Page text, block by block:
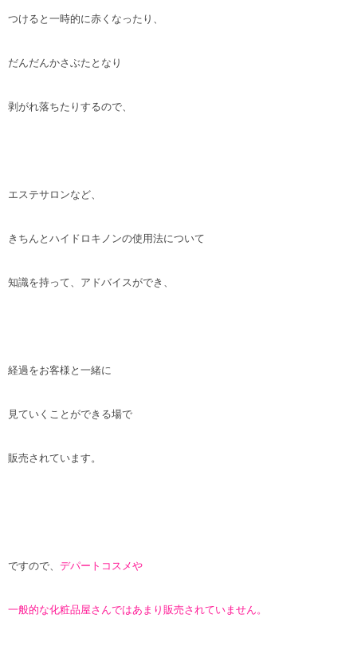
つけると一時的に赤くなったり、
だんだんかさぶたとなり
剥がれ落ちたりするので、
エステサロンなど、
きちんとハイドロキノンの使用法について
知識を持って、アドバイスができ、
経過をお客様と一緒に
見ていくことができる場で
販売されています。
ですので、 デパートコスメや
一般的な化粧品屋さんではあまり販売されていません。